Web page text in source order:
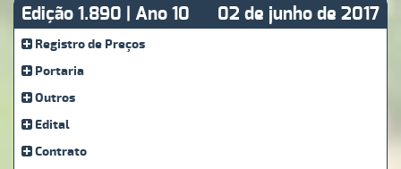
Edição 1.890 | Ano 10 02 de junho de 2017
Registro de Preços
Portaria
Outros
Edital
Contrato